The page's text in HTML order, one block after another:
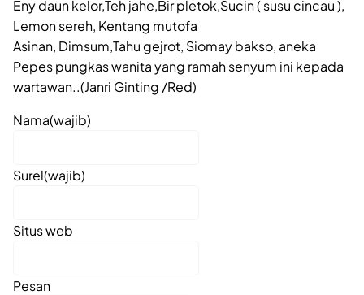
Eny daun kelor,Teh jahe,Bir pletok,Sucin ( susu cincau ),
Lemon sereh, Kentang mutofa
Asinan, Dimsum,Tahu gejrot, Siomay bakso, aneka
Pepes pungkas wanita yang ramah senyum ini kepada
wartawan..(Janri Ginting /Red)
Nama(wajib)
Surel(wajib)
Situs web
Pesan